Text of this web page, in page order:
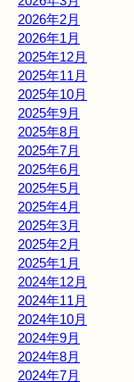
2026年2月
2026年1月
2025年12月
2025年11月
2025年10月
2025年9月
2025年8月
2025年7月
2025年6月
2025年5月
2025年4月
2025年3月
2025年2月
2025年1月
2024年12月
2024年11月
2024年10月
2024年9月
2024年8月
2024年7月